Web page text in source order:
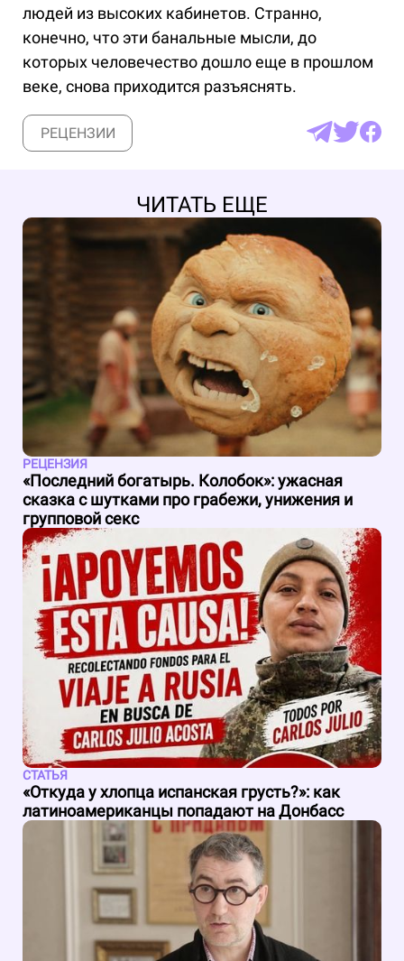
людей из высоких кабинетов. Странно,
конечно, что эти банальные мысли, до
которых человечество дошло еще в прошлом
веке, снова приходится разъяснять.
РЕЦЕНЗИИ
ЧИТАТЬ ЕЩЕ
РЕЦЕНЗИЯ
«Последний богатырь. Колобок»: ужасная
сказка с шутками про грабежи, унижения и
групповой секс
СТАТЬЯ
«Откуда у хлопца испанская грусть?»: как
латиноамериканцы попадают на Донбасс